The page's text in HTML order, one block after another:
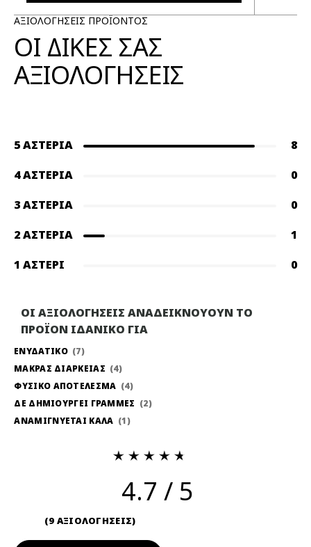
ΑΞΙΟΛΟΓΗΣΕΙΣ ΠΡΟΪΟΝΤΟΣ
ΟΙ ΔΙΚΕΣ ΣΑΣ
ΑΞΙΟΛΟΓΗΣΕΙΣ
5 ΑΣΤΈΡΙΑ
8
4 ΑΣΤΈΡΙΑ
0
3 ΑΣΤΈΡΙΑ
0
2 ΑΣΤΈΡΙΑ
1
1 ΑΣΤΈΡΙ
0
ΟΙ ΑΞΙΟΛΟΓΗΣΕΙΣ ΑΝΑΔΕΙΚΝΟΥΟΥΝ ΤΟ
ΠΡΟΪΟΝ ΙΔΑΝΙΚΟ ΓΙΑ
ΕΝΥΔΑΤΙΚΟ
7
ΜΑΚΡΑΣ ΔΙΑΡΚΕΙΑΣ
4
ΦΥΣΙΚΟ ΑΠΟΤΕΛΕΣΜΑ
4
ΔΕ ΔΗΜΙΟΥΡΓΕΙ ΓΡΑΜΜΕΣ
2
ΑΝΑΜΙΓΝΥΕΤΑΙ ΚΑΛΑ
1
4.7
9 ΑΞΙΟΛΟΓΗΣΕΙΣ